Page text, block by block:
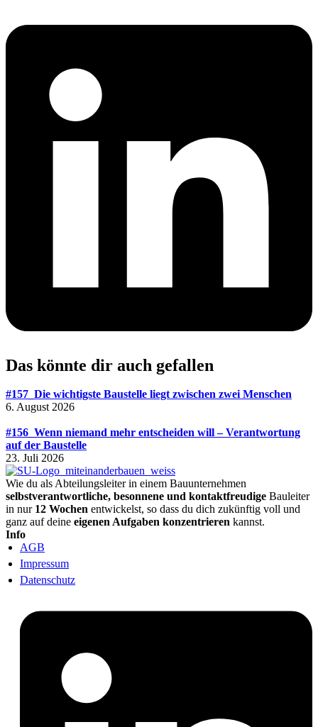
Das könnte dir auch gefallen
#157_Die wichtigste Baustelle liegt zwischen zwei Menschen
6. August 2026
#156_Wenn niemand mehr entscheiden will – Verantwortung
auf der Baustelle
23. Juli 2026
Wie du als Abteilungsleiter in einem Bauunternehmen
selbstverantwortliche, besonnene und kontaktfreudige Bauleiter
in nur 12 Wochen entwickelst, so dass du dich zukünftig voll und
ganz auf deine eigenen Aufgaben konzentrieren kannst.
Info
AGB
Impressum
Datenschutz